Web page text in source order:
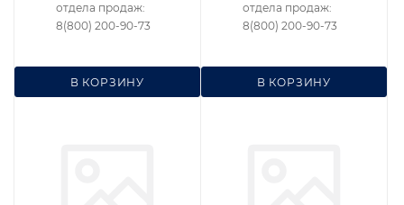
В КОРЗИНУ
отдела продаж:
8(800) 200-90-73
В КОРЗИНУ
отдела продаж:
8(800) 200-90-73